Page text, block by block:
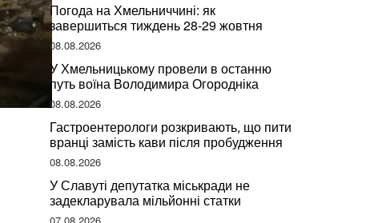
Погода на Хмельниччині: як
завершиться тиждень 28-29 жовтня
08.08.2026
У Хмельницькому провели в останню
путь воїна Володимира Огородніка
08.08.2026
Гастроентерологи розкривають, що пити
вранці замість кави після пробудження
08.08.2026
У Славуті депутатка міськради не
задекларувала мільйонні статки